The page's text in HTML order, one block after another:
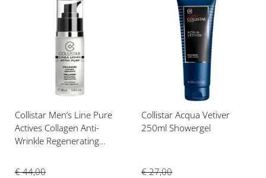
verlanglijst
Collistar Men’s Line Pure
Actives Collagen Anti-
Wrinkle Regenerating
€ 44,00
Voeg
verlanglijst
Collistar Acqua Vetiver
250ml Showergel
€ 27,00